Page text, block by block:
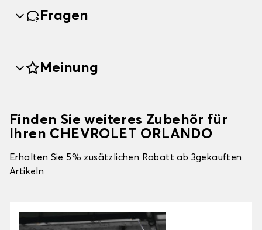
Fragen
Meinung
Finden Sie weiteres Zubehör für
Ihren CHEVROLET ORLANDO
Erhalten Sie 5% zusätzlichen Rabatt ab 3gekauften
Artikeln